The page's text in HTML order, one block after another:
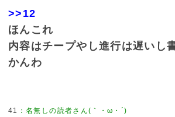
>>12
ほんこれ
内容はチープやし進行は遅いし
かんわ
41 ：名無しの読者さん(｀・ω・´)